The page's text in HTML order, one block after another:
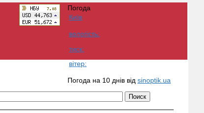
Погода
Київ
вологість:
тиск:
вітер:
Погода на 10 днів від sinoptik.ua